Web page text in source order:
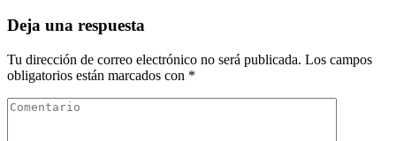
entradas
Deja una respuesta
Tu dirección de correo electrónico no será publicada. Los campos
obligatorios están marcados con *
Comentario